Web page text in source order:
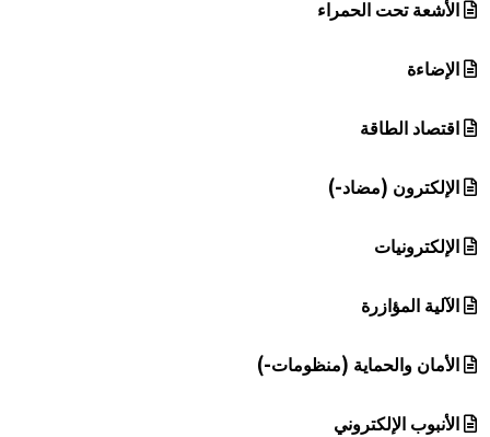
الأشعة تحت الحمراء
الإضاءة
اقتصاد الطاقة
الإلكترون (مضاد-)
الإلكترونيات
الآلية المؤازرة
الأمان والحماية (منظومات-)
الأنبوب الإلكتروني